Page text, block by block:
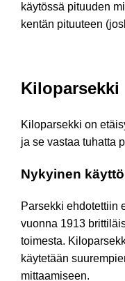
käytössä pituuden
kentän pituuteen
Kiloparsekki
Kiloparsekki on
ja se vastaa tuhatta
Nykyinen käyttö
Parsekki ehdotettiin
vuonna 1913
toimesta.
käytetään
mittaamiseen.